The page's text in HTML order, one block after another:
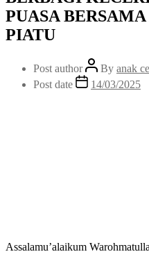
PUASA
PIATU
Post author By anak
Post date
14/03/2025
Assalamu’alaikum